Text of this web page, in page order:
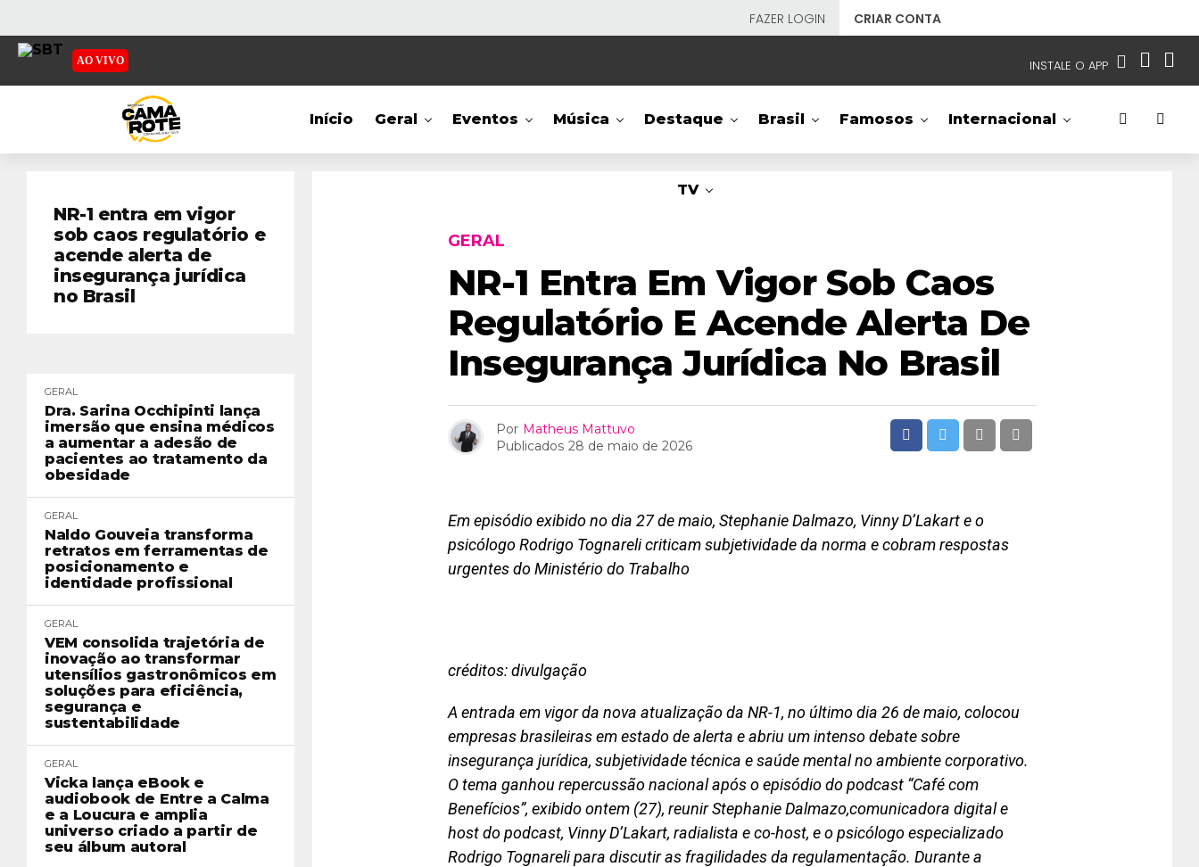
FAZER LOGIN CRIAR CONTA
AO VIVO INSTALE O APP
NOSSAS REDES APP TV SBT
Início Geral Eventos Música Destaque Brasil Famosos Internacional
TV
NR-1 entra em vigor
sob caos regulatório e
acende alerta de
insegurança jurídica
no Brasil
GERAL
Dra. Sarina Occhipinti lança
imersão que ensina médicos
a aumentar a adesão de
pacientes ao tratamento da
obesidade
GERAL
Naldo Gouveia transforma
retratos em ferramentas de
posicionamento e
identidade profissional
GERAL
VEM consolida trajetória de
inovação ao transformar
utensílios gastronômicos em
soluções para eficiência,
segurança e
sustentabilidade
GERAL
Vicka lança eBook e
audiobook de Entre a Calma
e a Loucura e amplia
universo criado a partir de
seu álbum autoral
GERAL
NR-1 Entra Em Vigor Sob Caos
Regulatório E Acende Alerta De
Insegurança Jurídica No Brasil
Por Matheus Mattuvo
Publicados 28 de maio de 2026
Em episódio exibido no dia 27 de maio, Stephanie Dalmazo, Vinny D’Lakart e o
psicólogo Rodrigo Tognareli criticam subjetividade da norma e cobram respostas
urgentes do Ministério do Trabalho
créditos: divulgação
A entrada em vigor da nova atualização da NR-1, no último dia 26 de maio, colocou
empresas brasileiras em estado de alerta e abriu um intenso debate sobre
insegurança jurídica, subjetividade técnica e saúde mental no ambiente corporativo.
O tema ganhou repercussão nacional após o episódio do podcast “Café com
Benefícios”, exibido ontem (27), reunir Stephanie Dalmazo,comunicadora digital e
host do podcast, Vinny D’Lakart, radialista e co-host, e o psicólogo especializado
Rodrigo Tognareli para discutir as fragilidades da regulamentação. Durante a